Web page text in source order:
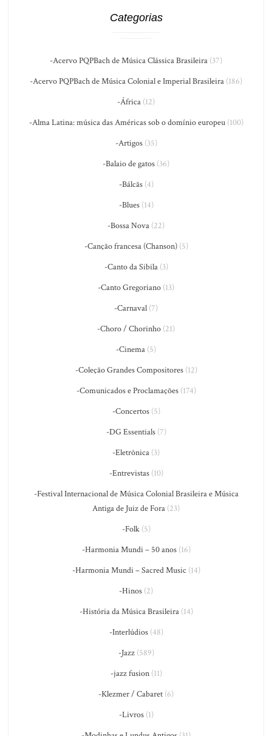
Categorias
-Acervo PQPBach de Música Clássica Brasileira (37)
-Acervo PQPBach de Música Colonial e Imperial Brasileira (186)
-África (12)
-Alma Latina: música das Américas sob o domínio europeu(100)
-Artigos(35)
-Balaio de gatos (36)
-Bálcãs(4)
-Blues(14)
-Bossa Nova (22)
-Canção francesa (Chanson)(5)
-Canto da Sibila(3)
-Canto Gregoriano (13)
-Carnaval (7)
-Choro / Chorinho (21)
-Cinema (5)
-Coleção Grandes Compositores(12)
-Comunicados e Proclamações(174)
-Concertos(5)
-DG Essentials(7)
-Eletrônica (3)
-Entrevistas(10)
-Festival Internacional de Música Colonial Brasileira e Música
Antiga de Juiz de Fora (23)
-Folk(5)
-Harmonia Mundi – 50 anos(16)
-Harmonia Mundi – Sacred Music (14)
-Hinos (2)
-História da Música Brasileira(14)
-Interlúdios(48)
-Jazz(589)
-jazz fusion(11)
-Klezmer / Cabaret (6)
-Livros(1)